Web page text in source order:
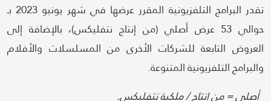
تقدر البرامج التلفزيونية المقرر عرضها في شهر يونيو 2023 بـ
حوالي 53 عرض أصلي (من إنتاج نتفليكس)، بالإضافة إلى
العروض التابعة للشركات الأخرى من المسلسلات والأفلام
والبرامج التلفزيونية المتنوعة.
أصلي = من إنتاج / ملكية نتفليكس.